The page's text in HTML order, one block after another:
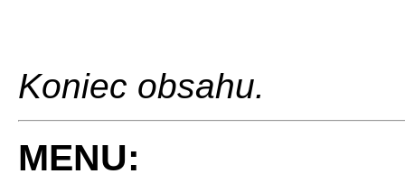
Koniec obsahu.
MENU: